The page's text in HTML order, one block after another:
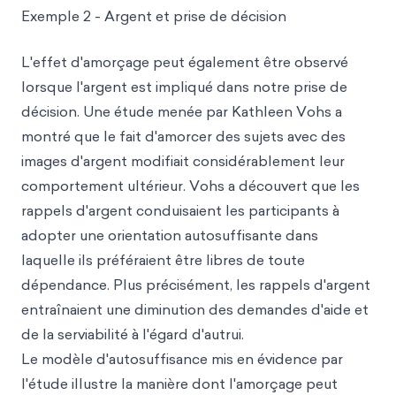
Exemple 2 - Argent et prise de décision
L'effet d'amorçage peut également être observé
lorsque l'argent est impliqué dans notre prise de
décision. Une étude menée par Kathleen Vohs a
montré que le fait d'amorcer des sujets avec des
images d'argent modifiait considérablement leur
comportement ultérieur. Vohs a découvert que les
rappels d'argent conduisaient les participants à
adopter une orientation autosuffisante dans
laquelle ils préféraient être libres de toute
dépendance. Plus précisément, les rappels d'argent
entraînaient une diminution des demandes d'aide et
de la serviabilité à l'égard d'autrui.
Le modèle d'autosuffisance mis en évidence par
l'étude illustre la manière dont l'amorçage peut